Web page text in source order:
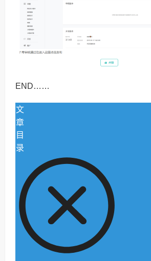
END……
文
章
目
录